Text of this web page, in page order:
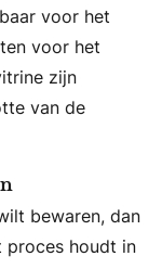
voor het
voor het
zijn
van de
bewaren, dan
proces houdt in